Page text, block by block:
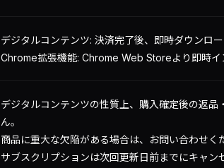
デジタルコンテンツ: 決済完了後、即時ダウンロー
Chrome拡張機能: Chrome Web Storeより即時イ
デジタルコンテンツの性質上、購入確定後の返
ん。
商品に重大な欠陥がある場合は、お問い合わせく
サブスクリプションは次回更新日前までにキャ